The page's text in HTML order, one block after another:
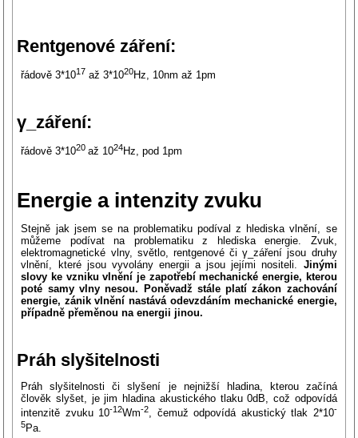
Rentgenové záření:
řádově 3*1017 až 3*1020Hz, 10nm až 1pm
γ_záření:
řádově 3*1020 až 1024Hz, pod 1pm
Energie a intenzity zvuku
Stejně jak jsem se na problematiku podíval z hlediska vlnění, se
můžeme podívat na problematiku z hlediska energie. Zvuk,
elektromagnetické vlny, světlo, rentgenové či γ_záření jsou druhy
vlnění, které jsou vyvolány energii a jsou jejími nositeli. Jinými
slovy ke vzniku vlnění je zapotřebí mechanické energie, kterou
poté samy vlny nesou. Poněvadž stále platí zákon zachování
energie, zánik vlnění nastává odevzdáním mechanické energie,
případně přeměnou na energii jinou.
Práh slyšitelnosti
Práh slyšitelnosti či slyšení je nejnižší hladina, kterou začíná
člověk slyšet, je jim hladina akustického tlaku 0dB, což odpovídá
intenzitě zvuku 10-12Wm-2, čemuž odpovídá akustický tlak 2*10-
5Pa.